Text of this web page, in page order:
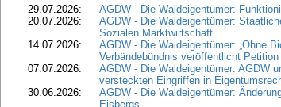
29.07.2026:
AGDW - Die Waldeigentümer:
20.07.2026:
AGDW - Die Waldeigentümer:
Sozialen Marktwirtschaft
14.07.2026:
AGDW - Die Waldeigentümer: „Ohne
Verbändebündnis veröffentlicht
07.07.2026:
AGDW - Die Waldeigentümer: AGDW
versteckten Eingriffen in
30.06.2026:
AGDW - Die Waldeigentümer:
Eisbergs